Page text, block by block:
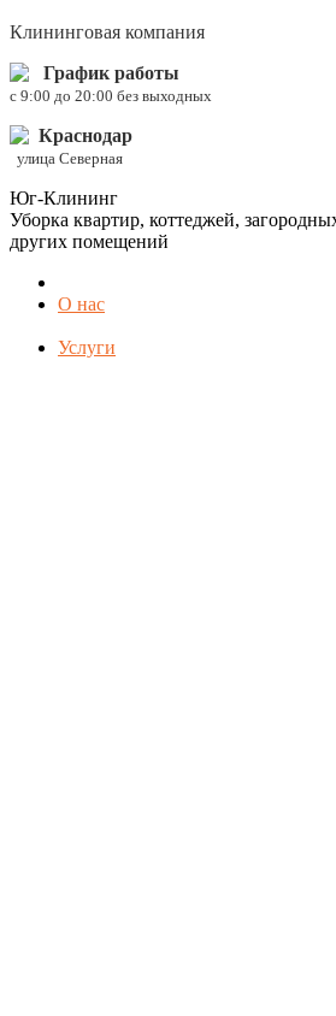
Клининговая компания
График работы
c 9:00 до 20:00 без выходных
Краснодар
улица Северная
Юг-Клининг
Уборка квартир, коттеджей,
других помещений
О нас
Услуги